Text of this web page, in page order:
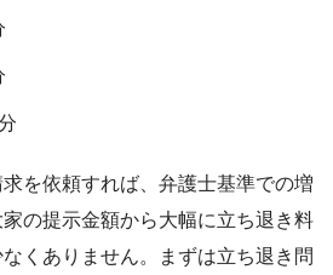
を依頼すれば、弁護士基準での増
の提示金額から大幅に立ち退き料
くありません。まずは立ち退き問